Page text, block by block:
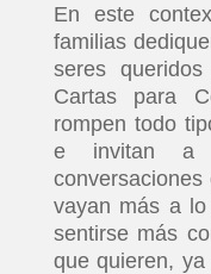
En este
familias
seres
Cartas para
rompen todo
e invitan a
vayan más a
sentirse más
que quieren,